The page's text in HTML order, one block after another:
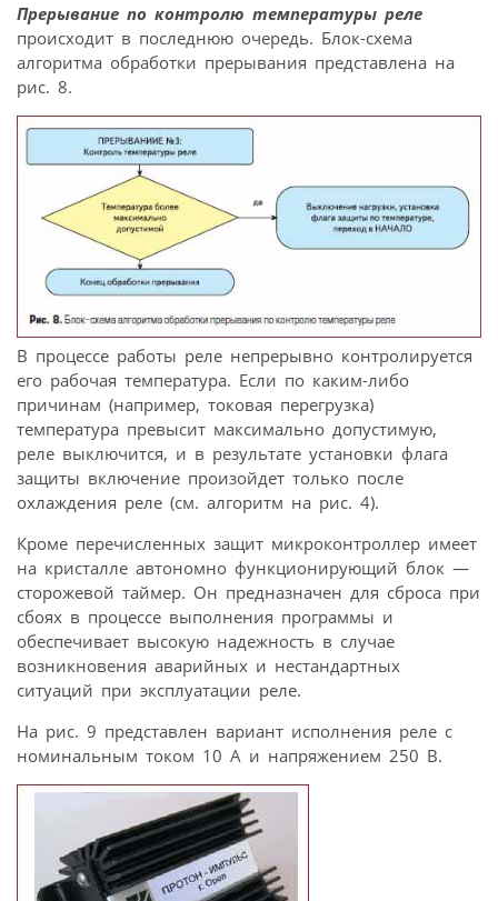
Прерывание по контролю температуры реле
происходит в последнюю очередь. Блок-схема
алгоритма обработки прерывания представлена на
рис. 8.
В процессе работы реле непрерывно контролируется
его рабочая температура. Если по каким-либо
причинам (например, токовая перегрузка)
температура превысит максимально допустимую,
реле выключится, и в результате установки флага
защиты включение произойдет только после
охлаждения реле (см. алгоритм на рис. 4).
Кроме перечисленных защит микроконтроллер имеет
на кристалле автономно функционирующий блок —
сторожевой таймер. Он предназначен для сброса при
сбоях в процессе выполнения программы и
обеспечивает высокую надежность в случае
возникновения аварийных и нестандартных
ситуаций при эксплуатации реле.
На рис. 9 представлен вариант исполнения реле с
номинальным током 10 А и напряжением 250 В.